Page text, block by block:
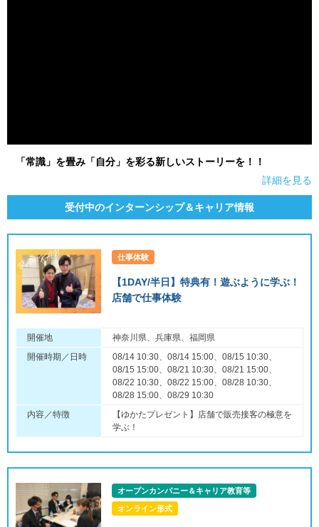
「常識」を畳み「自分」を彩る新しいストーリーを！！
詳細を見る
受付中のインターンシップ＆キャリア情報
仕事体験
【1DAY/半日】特典有！遊ぶように学ぶ！
店舗で仕事体験
開催地
神奈川県、兵庫県、福岡県
開催時期／日時
08/14 10:30、08/14 15:00、08/15 10:30、
08/15 15:00、08/21 10:30、08/21 15:00、
08/22 10:30、08/22 15:00、08/28 10:30、
08/28 15:00、08/29 10:30
内容／特徴
【ゆかたプレゼント】店舗で販売接客の極意を
学ぶ！
オープンカンパニー＆キャリア教育等
オンライン形式